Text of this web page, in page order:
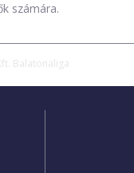
számára.
Balatonaliga